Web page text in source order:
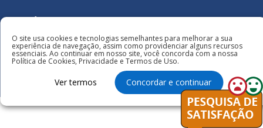
Redes
Sociais
Todos os direitos reservados à Prefeitura
Municipal de Zé Doca
O site usa cookies e tecnologias semelhantes para melhorar a sua
experiência de navegação, assim como providenciar alguns recursos
essenciais. Ao continuar em nosso site, você concorda com a nossa
Política de Cookies, Privacidade e Termos de Uso.
Ver termos Concordar e continuar